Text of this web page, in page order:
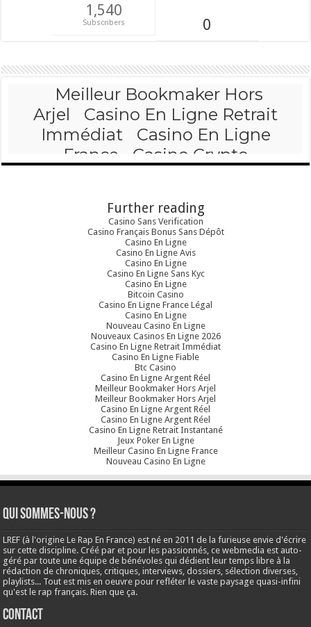
1,540
Subscribers 0
Further reading
Casino Sans Verification
Casino Français Bonus Sans Dépôt
Casino En Ligne
Casino En Ligne Avis
Casino En Ligne
Casino En Ligne Sans Kyc
Casino En Ligne
Bitcoin Casino
Casino En Ligne France Légal
Casino En Ligne
Nouveau Casino En Ligne
Nouveaux Casinos En Ligne 2026
Casino En Ligne Retrait Immédiat
Casino En Ligne Fiable
Btc Casino
Casino En Ligne Argent Réel
Meilleur Bookmaker Hors Arjel
Meilleur Bookmaker Hors Arjel
Casino En Ligne Argent Réel
Casino En Ligne Argent Réel
Casino En Ligne Retrait Instantané
Jeux Poker En Ligne
Meilleur Casino En Ligne France
Nouveau Casino En Ligne
Qui sommes-nous ?
LREF (à l'origine Le Rap En France) est né en 2011 de la furieuse envie d'écrire
sur cette discipline. Créé par et pour les passionnés, ce webmedia est auto-
géré par toute une équipe de bénévoles qui dédient leur temps libre à la
rédaction de chroniques, critiques, interviews, dossiers, sélection diverses,
playlists... Tout est mis en oeuvre pour refléter le vaste paysage quasi-infini
qu'est le rap français. Rien que ça.
Contact